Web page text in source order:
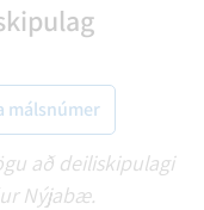
málsnúmer
að deiliskipulagi
Nýjabæ.